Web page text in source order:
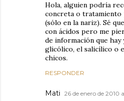
Hola, alguien podría
concreta o tratamiento
(sólo en la nariz). Sé
con ácidos pero me
de información que
glicólico, el salicílico o
chicos.
RESPONDER
Mati 26 de enero de 2010